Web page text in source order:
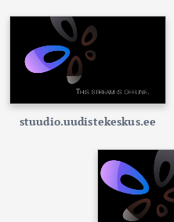
stuudio.uudistekeskus.ee